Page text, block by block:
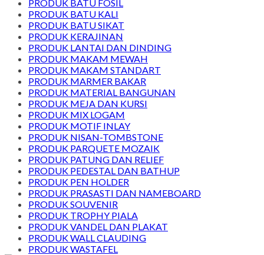
PRODUK BATU FOSIL
PRODUK BATU KALI
PRODUK BATU SIKAT
PRODUK KERAJINAN
PRODUK LANTAI DAN DINDING
PRODUK MAKAM MEWAH
PRODUK MAKAM STANDART
PRODUK MARMER BAKAR
PRODUK MATERIAL BANGUNAN
PRODUK MEJA DAN KURSI
PRODUK MIX LOGAM
PRODUK MOTIF INLAY
PRODUK NISAN-TOMBSTONE
PRODUK PARQUETE MOZAIK
PRODUK PATUNG DAN RELIEF
PRODUK PEDESTAL DAN BATHUP
PRODUK PEN HOLDER
PRODUK PRASASTI DAN NAMEBOARD
PRODUK SOUVENIR
PRODUK TROPHY PIALA
PRODUK VANDEL DAN PLAKAT
PRODUK WALL CLAUDING
PRODUK WASTAFEL